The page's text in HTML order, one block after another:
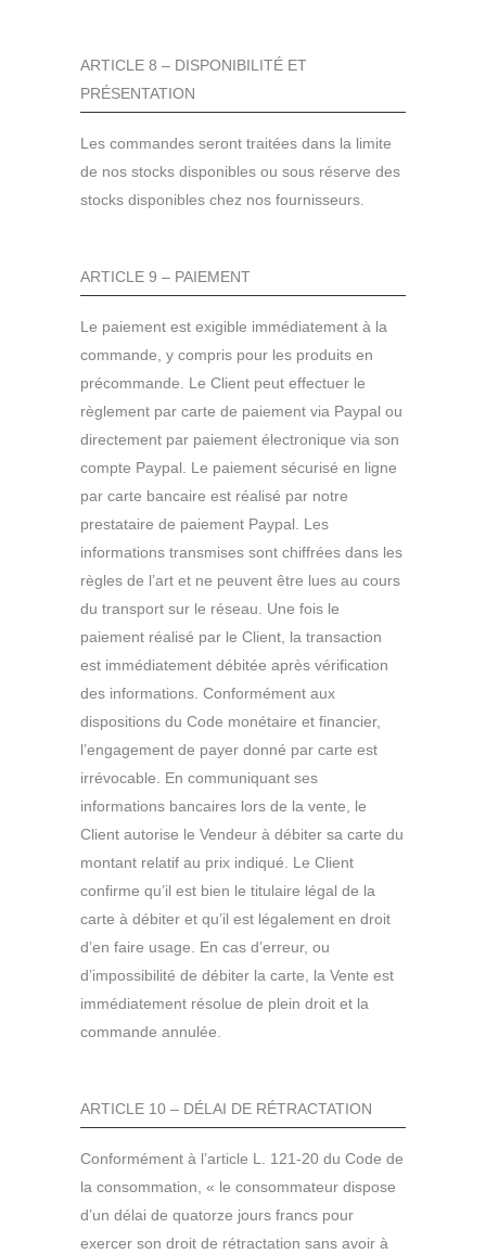
ARTICLE 8 – DISPONIBILITÉ ET
PRÉSENTATION
Les commandes seront traitées dans la limite
de nos stocks disponibles ou sous réserve des
stocks disponibles chez nos fournisseurs.
ARTICLE 9 – PAIEMENT
Le paiement est exigible immédiatement à la
commande, y compris pour les produits en
précommande. Le Client peut effectuer le
règlement par carte de paiement via Paypal ou
directement par paiement électronique via son
compte Paypal. Le paiement sécurisé en ligne
par carte bancaire est réalisé par notre
prestataire de paiement Paypal. Les
informations transmises sont chiffrées dans les
règles de l’art et ne peuvent être lues au cours
du transport sur le réseau. Une fois le
paiement réalisé par le Client, la transaction
est immédiatement débitée après vérification
des informations. Conformément aux
dispositions du Code monétaire et financier,
l’engagement de payer donné par carte est
irrévocable. En communiquant ses
informations bancaires lors de la vente, le
Client autorise le Vendeur à débiter sa carte du
montant relatif au prix indiqué. Le Client
confirme qu’il est bien le titulaire légal de la
carte à débiter et qu’il est légalement en droit
d’en faire usage. En cas d’erreur, ou
d’impossibilité de débiter la carte, la Vente est
immédiatement résolue de plein droit et la
commande annulée.
ARTICLE 10 – DÉLAI DE RÉTRACTATION
Conformément à l’article L. 121-20 du Code de
la consommation, « le consommateur dispose
d’un délai de quatorze jours francs pour
exercer son droit de rétractation sans avoir à